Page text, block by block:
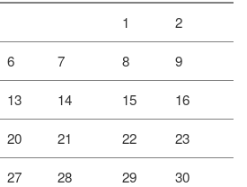
1 2
6 7 8 9
13 14 15 16
20 21 22 23
27 28 29 30